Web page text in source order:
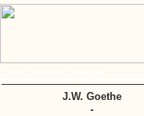
J.W. Goethe
-